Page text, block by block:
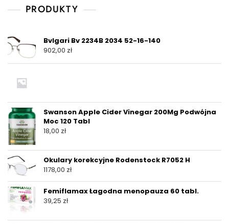
PRODUKTY
Bvlgari Bv 2234B 2034 52-16-140
902,00 zł
Swanson Apple Cider Vinegar 200Mg Podwójna
Moc 120 Tabl
18,00 zł
Okulary korekcyjne Rodenstock R7052 H
1178,00 zł
Femiflamax Łagodna menopauza 60 tabl.
39,25 zł